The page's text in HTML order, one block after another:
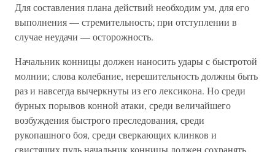
Для составления плана действий необходим ум, для его
выполнения — стремительность; при отступлении в
случае неудачи — осторожность.
Начальник конницы должен наносить удары с быстротой
молнии; слова колебание, нерешительность должны быть
раз и навсегда вычеркнуты из его лексикона. Но среди
бурных порывов конной атаки, среди величайшего
возбуждения быстрого преследования, среди
рукопашного боя, среди сверкающих клинков и
свистящих пуль начальник конницы должен сохранять